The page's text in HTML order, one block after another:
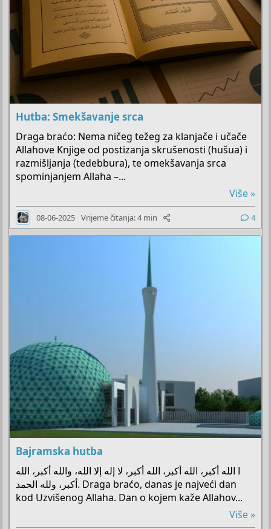
Hutba: Smekšavanje srca
Draga braćo: Nema ničeg težeg za klanjače i učače
Allahove Knjige od postizanja skrušenosti (hušua) i
razmišljanja (tedebbura), te omekšavanja srca
spominjanjem Allaha –...
Više »
08-06-2025 Vrijeme čitanja: 4 min 4
Bajramska hutba
ا الله أكبر، الله أكبر، الله أكبر، لا إله إلا الله، والله أكبر، الله
أكبر، ولله الحمد. Draga braćo, danas je najveći dan
kod Uzvišenog Allaha. Dan o kojem kaže Allahov...
Više »